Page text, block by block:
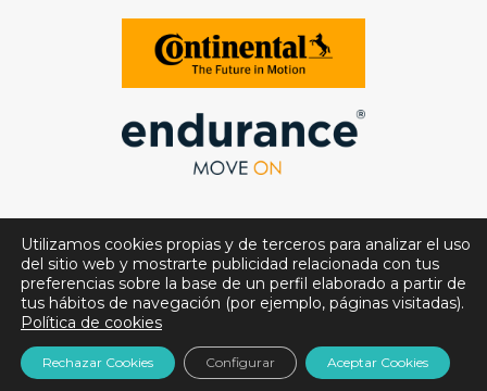
© Full Service Aragón. Todos los derechos reservados.
Aviso legal| Política de privacidad Política de Cookies
Utilizamos cookies propias y de terceros para analizar el uso
del sitio web y mostrarte publicidad relacionada con tus
preferencias sobre la base de un perfil elaborado a partir de
tus hábitos de navegación (por ejemplo, páginas visitadas).
Política de cookies
Aceptar Cookies
Rechazar Cookies Configurar